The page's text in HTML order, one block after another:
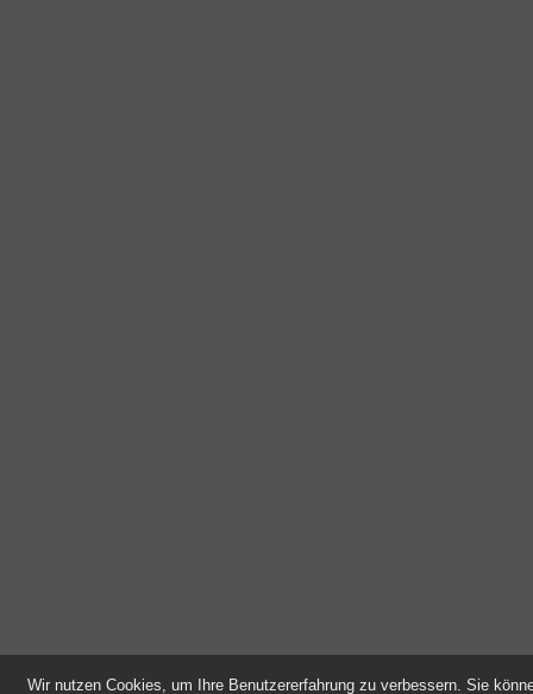
Wir nutzen Cookies, um Ihre Benutzererfahrung zu verbessern. Sie